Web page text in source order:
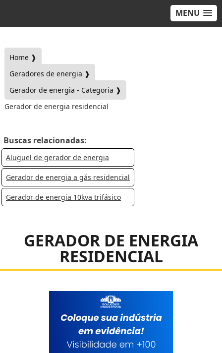
MENU
Home ❱
Geradores de energia ❱
Gerador de energia - Categoria ❱
Gerador de energia residencial
Buscas relacionadas:
Aluguel de gerador de energia
Gerador de energia a gás residencial
Gerador de energia 10kva trifásico
GERADOR DE ENERGIA
RESIDENCIAL